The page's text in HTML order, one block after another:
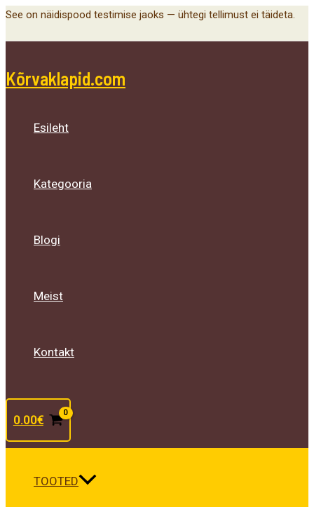
Skip
See on näidispood testimise jaoks — ühtegi tellimust ei täideta.
Kõrvaklapid.com
Esileht
Kategooria
Blogi
Meist
Kontakt
0.00€
TOOTED
Menu
Toggle
Menu
Toggle
Menu
Toggle
Main
Menu